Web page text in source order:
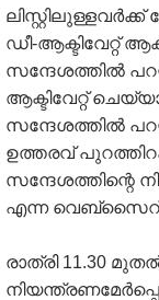
ഡീ-ആക്ടിവേറ്റ്
സന്ദേശത്തില്‍
ആക്ടിവേറ്റ്
സന്ദേശത്തില്‍
ഉത്തരവ്
സന്ദേശത്തിന്റെ
എന്ന
രാത്രി 11.30